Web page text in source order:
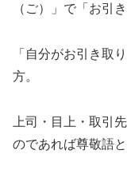
（ご）」で「お引
「自分がお引き取
方。
上司・目上・取引
のであれば尊敬語